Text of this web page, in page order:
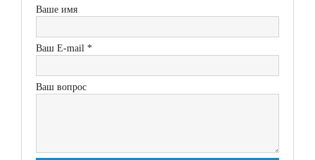
Ваше имя
Ваш E-mail *
Ваш вопрос